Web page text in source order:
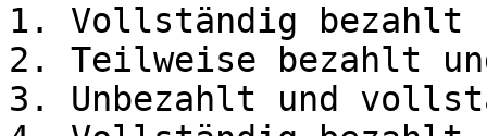
1. Vollständig bezahlt
2. Teilweise bezahlt
3. Unbezahlt und